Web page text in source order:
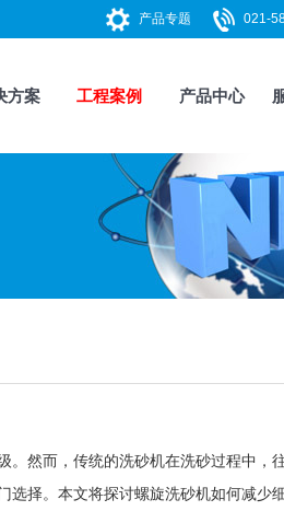
021-
产品专题
方案 工程案例 产品中心
。然而，传统的洗砂机在洗砂过程中，
选择。本文将探讨螺旋洗砂机如何减少